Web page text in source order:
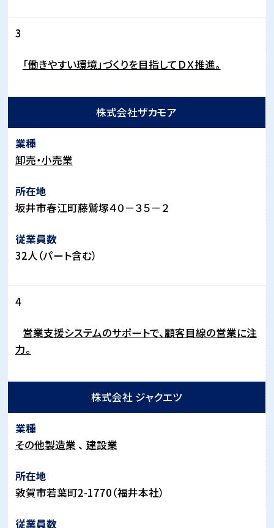
3
「働きやすい環境」づくりを目指してＤＸ推進。
株式会社ザカモア
卸売・小売業
坂井市春江町藤鷲塚４０－３５－２
32人（パート含む）
4
営業支援システムのサポートで、顧客目線の営業に注
力。
株式会社 ジャクエツ
その他製造業 建設業
敦賀市若葉町2-1770（福井本社）